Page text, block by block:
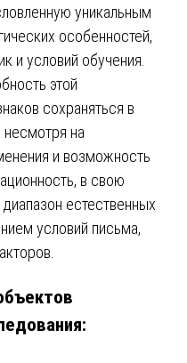
уникальным
особенностей,
и условий обучения.
этой
сохраняться в
несмотря на
и возможность
в свою
естественных
условий письма,